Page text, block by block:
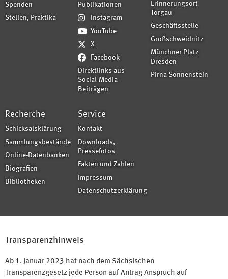
Spenden
Stellen, Praktika
Publikationen
Instagram
YouTube
X
Facebook
Direktlinks aus
Social-Media-
Beiträgen
Erinnerungsort
Torgau
Geschäftsstelle
Großschweidnitz
Münchner Platz
Dresden
Pirna-Sonnenstein
Recherche
Schicksalsklärung
Sammlungsbestände
Online-Datenbanken
Biografien
Bibliotheken
Service
Kontakt
Downloads,
Pressefotos
Fakten und Zahlen
Impressum
Datenschutzerklärung
Transparenzhinweis
Ab 1. Januar 2023 hat nach dem Sächsischen
Transparenzgesetz jede Person auf Antrag Anspruch auf